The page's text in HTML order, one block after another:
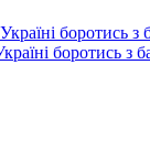
боротись з